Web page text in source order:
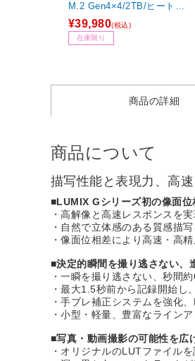
M.2 Gen4×4/2TB/ヒートシ
ンク付/ドライバー付属]
【外箱不良品】
¥39,980(税込)
在庫限り
商品の詳細
商品について
描写性能と表現力、高
■LUMIX Gシリーズ初の像面
・高解像と高速レスポンスを
・自然で立体感のある質感描
・像面位相差により高速・高
■決定的瞬間を撮り逃さない、
・一瞬を撮り逃さない、秒間
・最大1.5秒前から記録開始
・手ブレ補正システムを強化
・小型・軽量、豊富なライン
■写真・動画撮影の可能性を広
・オリジナルのLUTファイル